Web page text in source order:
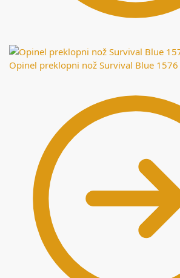
Opinel preklopni nož Survival Blue 1576